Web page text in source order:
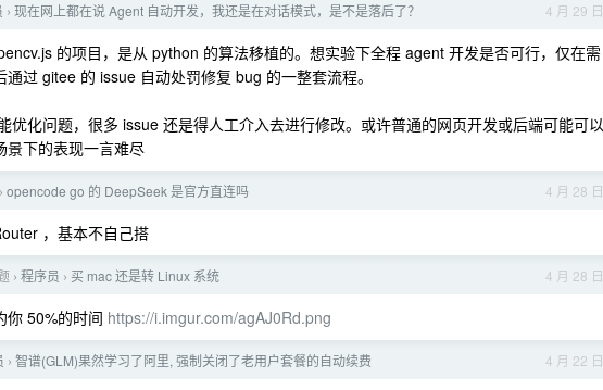
4 月 29 日
› 现在网上都在说 Agent 自动开发，我还是在对话模式，是不是落后了？
的项目，是从 python 的算法移植的。想实验下全程 agent 开发是否可行，仅在需
过 gitee 的 issue 自动处罚修复 bug 的一整套流程。
优化问题，很多 issue 还是得人工介入去进行修改。或许普通的网页开发或后端可能可以
景下的表现一言难尽
4 月 28 日
› opencode go 的 DeepSeek 是官方直连吗
，基本不自己搭
4 月 28 日
› 程序员 › 买 mac 还是转 Linux 系统
你 50%的时间 https://i.imgur.com/agAJ0Rd.png
4 月 22 日
› 智谱(GLM)果然学习了阿里, 强制关闭了老用户套餐的自动续费